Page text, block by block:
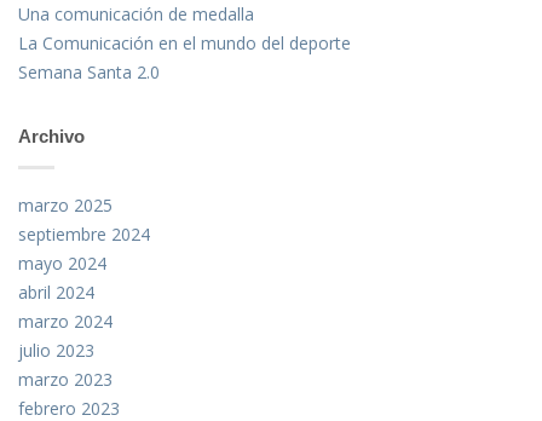
Una comunicación de medalla
La Comunicación en el mundo del deporte
Semana Santa 2.0
Archivo
marzo 2025
septiembre 2024
mayo 2024
abril 2024
marzo 2024
julio 2023
marzo 2023
febrero 2023